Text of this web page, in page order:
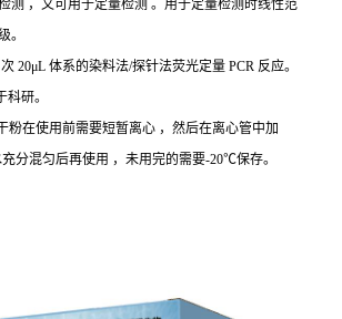
，又可用于定量检测 。用于定量检测时线性范
。
20μL 体系的染料法/探针法荧光定量 PCR 反应。
研。
粉在使用前需要短暂离心 ，然后在离心管中加
分混匀后再使用 ，未用完的需要-20℃保存。